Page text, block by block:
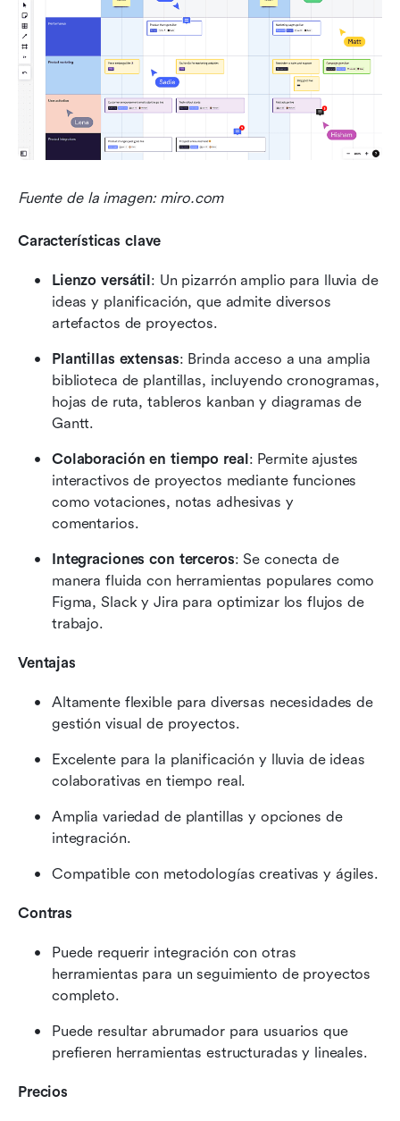
Fuente de la imagen: miro.com
Características clave
Lienzo versátil: Un pizarrón amplio para lluvia de
ideas y planificación, que admite diversos
artefactos de proyectos.
Plantillas extensas: Brinda acceso a una amplia
biblioteca de plantillas, incluyendo cronogramas,
hojas de ruta, tableros kanban y diagramas de
Gantt.
Colaboración en tiempo real: Permite ajustes
interactivos de proyectos mediante funciones
como votaciones, notas adhesivas y
comentarios.
Integraciones con terceros: Se conecta de
manera fluida con herramientas populares como
Figma, Slack y Jira para optimizar los flujos de
trabajo.
Ventajas
Altamente flexible para diversas necesidades de
gestión visual de proyectos.
Excelente para la planificación y lluvia de ideas
colaborativas en tiempo real.
Amplia variedad de plantillas y opciones de
integración.
Compatible con metodologías creativas y ágiles.
Contras
Puede requerir integración con otras
herramientas para un seguimiento de proyectos
completo.
Puede resultar abrumador para usuarios que
prefieren herramientas estructuradas y lineales.
Precios